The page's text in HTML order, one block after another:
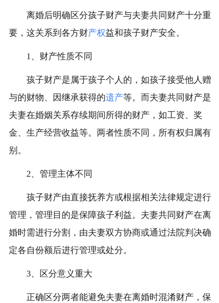
离婚后明确区分孩子财产与夫妻共同财产十分重
要，这关系到各方财产权益和孩子财产安全。
1、财产性质不同
孩子财产是属于孩子个人的，如孩子接受他人赠
与的财物、因继承获得的遗产等。而夫妻共同财产是
夫妻在婚姻关系存续期间所得的财产，如工资、奖
金、生产经营收益等。两者性质不同，所有权归属有
别。
2、管理主体不同
孩子财产由直接抚养方或根据相关法律规定进行
管理，管理目的是保障孩子利益。夫妻共同财产在离
婚时需进行分割，由夫妻双方协商或通过法院判决确
定各自份额后进行管理或处分。
3、区分意义重大
正确区分两者能避免夫妻在离婚时混淆财产，保